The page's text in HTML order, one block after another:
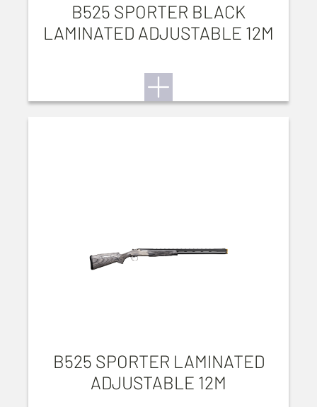
B525 SPORTER BLACK
LAMINATED ADJUSTABLE 12M
B525 SPORTER LAMINATED
ADJUSTABLE 12M